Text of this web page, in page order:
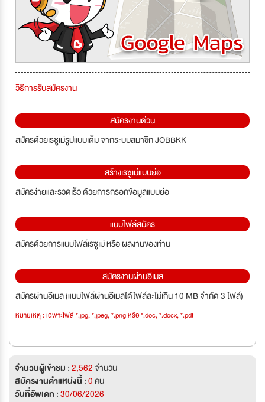
วิธีการรับสมัครงาน
สมัครงานด่วน
สมัครด้วยเรซูเม่รูปแบบเต็ม จากระบบสมาชิก JOBBKK
สร้างเรซูเม่แบบย่อ
สมัครง่ายและรวดเร็ว ด้วยการกรอกข้อมูลแบบย่อ
แนบไฟล์สมัคร
สมัครด้วยการแนบไฟล์เรซูเม่ หรือ ผลงานของท่าน
สมัครงานผ่านอีเมล
สมัครผ่านอีเมล (แนบไฟล์ผ่านอีเมลได้ไฟล์ละไม่เกิน 10 MB จำกัด 3 ไฟล์)
หมายเหตุ : เฉพาะไฟล์ *.jpg, *.jpeg, *.png หรือ *.doc, *.docx, *.pdf
จำนวนผู้เข้าชม :2,562จำนวน
สมัครงานตำแหน่งนี้ :0คน
วันที่อัพเดท :30/06/2026